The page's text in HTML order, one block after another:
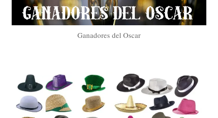
Ganadores del Oscar